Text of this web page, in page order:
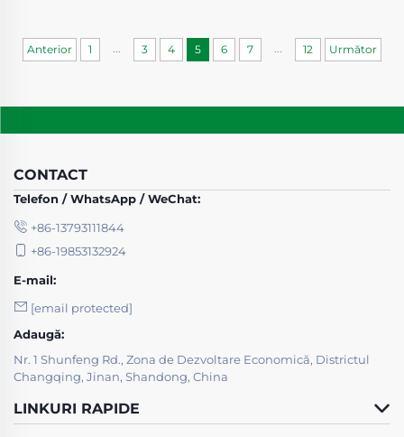
Anterior 1 3 4 5 6 7 12 Următor
CONTACT
Telefon / WhatsApp / WeChat:
+86-13793111844
+86-19853132924
E-mail:
[email protected]
Adaugă:
Nr. 1 Shunfeng Rd., Zona de Dezvoltare Economică, Districtul
Changqing, Jinan, Shandong, China
LINKURI RAPIDE